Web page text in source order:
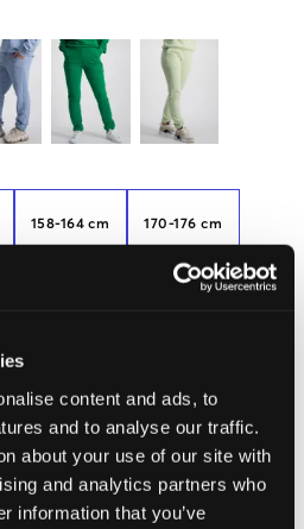
content and ads, to
and to analyse our traffic.
about your use of our site with
and analytics partners who
information that you’ve
158-164 cm 170-176 cm
Nog 3 over
MAATTABEL